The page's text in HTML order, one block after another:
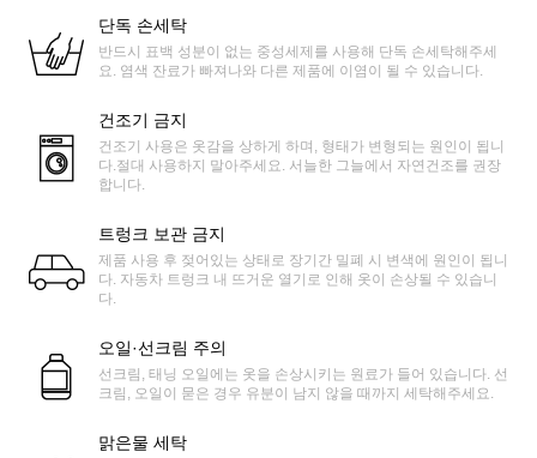
단독 손세탁
반드시 표백 성분이 없는 중성세제를 사용해 단독 손세탁해주세
요. 염색 잔료가 빠져나와 다른 제품에 이염이 될 수 있습니다.
건조기 금지
건조기 사용은 옷감을 상하게 하며, 형태가 변형되는 원인이 됩니
다.절대 사용하지 말아주세요. 서늘한 그늘에서 자연건조를 권장
합니다.
트렁크 보관 금지
제품 사용 후 젖어있는 상태로 장기간 밀폐 시 변색에 원인이 됩니
다. 자동차 트렁크 내 뜨거운 열기로 인해 옷이 손상될 수 있습니
다.
오일·선크림 주의
선크림, 태닝 오일에는 옷을 손상시키는 원료가 들어 있습니다. 선
크림, 오일이 묻은 경우 유분이 남지 않을 때까지 세탁해주세요.
맑은물 세탁